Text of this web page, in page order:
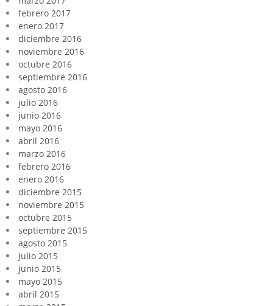
febrero 2017
enero 2017
diciembre 2016
noviembre 2016
octubre 2016
septiembre 2016
agosto 2016
julio 2016
junio 2016
mayo 2016
abril 2016
marzo 2016
febrero 2016
enero 2016
diciembre 2015
noviembre 2015
octubre 2015
septiembre 2015
agosto 2015
julio 2015
junio 2015
mayo 2015
abril 2015